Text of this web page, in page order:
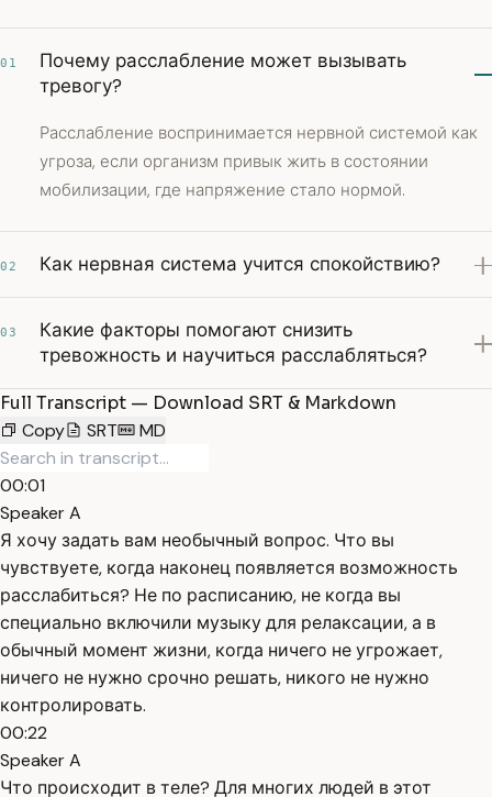
01
Почему расслабление может вызывать
тревогу?
Расслабление воспринимается нервной системой как
угроза, если организм привык жить в состоянии
мобилизации, где напряжение стало нормой.
02 Как нервная система учится спокойствию?
03
Какие факторы помогают снизить
тревожность и научиться расслабляться?
Full Transcript — Download SRT & Markdown
Copy
SRT MD
00:01
Speaker A
Я хочу задать вам необычный вопрос. Что вы
чувствуете, когда наконец появляется возможность
расслабиться? Не по расписанию, не когда вы
специально включили музыку для релаксации, а в
обычный момент жизни, когда ничего не угрожает,
ничего не нужно срочно решать, никого не нужно
контролировать.
00:22
Speaker A
Что происходит в теле? Для многих людей в этот